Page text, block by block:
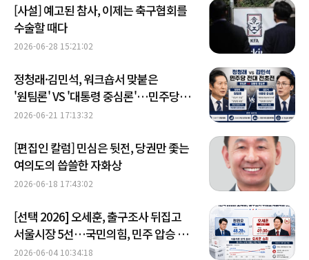
[사설] 예고된 참사, 이제는 축구협회를
수술할 때다
2026-06-28 15:21:02
정청래·김민석, 워크숍서 맞붙은
'원팀론' VS '대통령 중심론'…민주당
전대 전초전 막 올랐다
2026-06-21 17:13:32
[편집인 칼럼] 민심은 뒷전, 당권만 좇는
여의도의 씁쓸한 자화상
2026-06-18 17:43:02
[선택 2026] 오세훈, 출구조사 뒤집고
서울시장 5선…국민의힘, 민주 압승 속
'서울' 지켰다
2026-06-04 10:34:18